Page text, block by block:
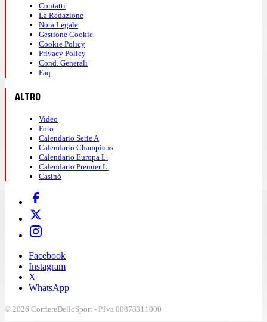
Contatti
La Redazione
Nota Legale
Gestione Cookie
Cookie Policy
Privacy Policy
Cond. Generali
Faq
ALTRO
Video
Foto
Calendario Serie A
Calendario Champions
Calendario Europa L.
Calendario Premier L.
Casinò
Facebook
Instagram
X
WhatsApp
© 2026 CorriereDelloSport - P.Iva 00878311000